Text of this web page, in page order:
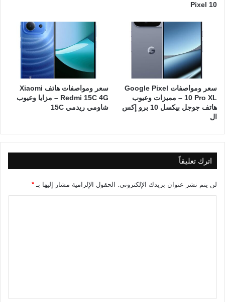
Pixel 10
سعر ومواصفات Google Pixel
10 Pro XL – مميزات وعيوب
هاتف جوجل بيكسل 10 برو إكس
ال
سعر ومواصفات هاتف Xiaomi
Redmi 15C 4G – مزايا وعيوب
شاومي ريدمي 15C
اترك تعليقاً
لن يتم نشر عنوان بريدك الإلكتروني. الحقول الإلزامية مشار إليها بـ *